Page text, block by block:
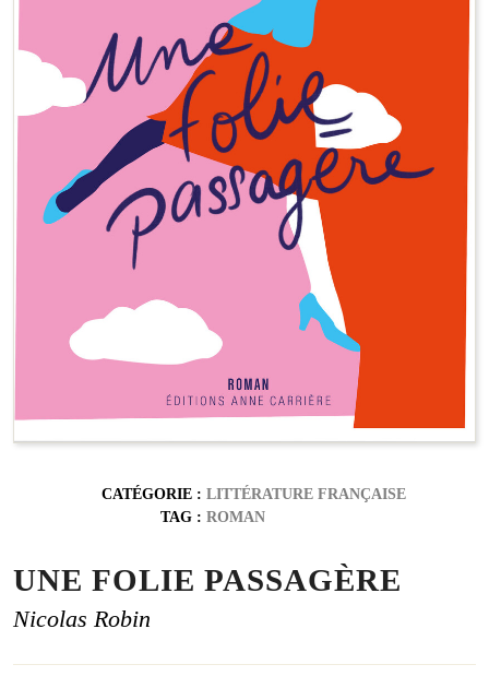
CONTACT
PROFESSIONNELS
CATÉGORIE : LITTÉRATURE FRANÇAISE
TAG : ROMAN
UNE FOLIE PASSAGÈRE
Nicolas Robin